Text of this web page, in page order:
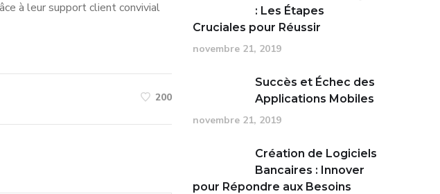
à leur support client convivial
200
: Les Étapes
Cruciales pour Réussir
novembre 21, 2019
Succès et Échec des
Applications Mobiles
novembre 21, 2019
Création de Logiciels
Bancaires : Innover
pour Répondre aux Besoins